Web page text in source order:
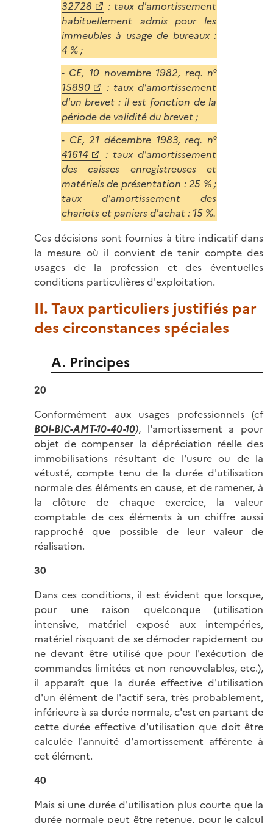
32728
: taux d'amortissement
habituellement admis pour les
immeubles à usage de bureaux :
4 % ;
- CE, 10 novembre 1982, req. n°
15890
: taux d'amortissement
d'un brevet : il est fonction de la
période de validité du brevet ;
- CE, 21 décembre 1983, req. n°
41614
: taux d'amortissement
des caisses enregistreuses et
matériels de présentation : 25 % ;
taux d'amortissement des
chariots et paniers d'achat : 15 %.
Ces décisions sont fournies à titre indicatif dans
la mesure où il convient de tenir compte des
usages de la profession et des éventuelles
conditions particulières d'exploitation.
II. Taux particuliers justifiés par
des circonstances spéciales
A. Principes
20
Conformément aux usages professionnels (cf
BOI-BIC-AMT-10-40-10), l'amortissement a pour
objet de compenser la dépréciation réelle des
immobilisations résultant de l'usure ou de la
vétusté, compte tenu de la durée d'utilisation
normale des éléments en cause, et de ramener, à
la clôture de chaque exercice, la valeur
comptable de ces éléments à un chiffre aussi
rapproché que possible de leur valeur de
réalisation.
30
Dans ces conditions, il est évident que lorsque,
pour une raison quelconque (utilisation
intensive, matériel exposé aux intempéries,
matériel risquant de se démoder rapidement ou
ne devant être utilisé que pour l'exécution de
commandes limitées et non renouvelables, etc.),
il apparaît que la durée effective d'utilisation
d'un élément de l'actif sera, très probablement,
inférieure à sa durée normale, c'est en partant de
cette durée effective d'utilisation que doit être
calculée l'annuité d'amortissement afférente à
cet élément.
40
Mais si une durée d'utilisation plus courte que la
durée normale peut être retenue, pour le calcul